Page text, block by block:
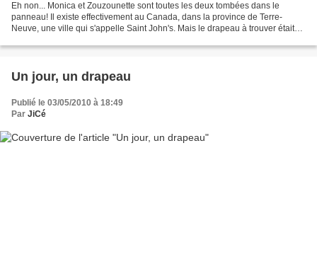
Eh non... Monica et Zouzounette sont toutes les deux tombées dans le
panneau! Il existe effectivement au Canada, dans la province de Terre-
Neuve, une ville qui s'appelle Saint John's. Mais le drapeau à trouver était
Un jour, un drapeau
Publié le 03/05/2010 à 18:49
Par JiCé